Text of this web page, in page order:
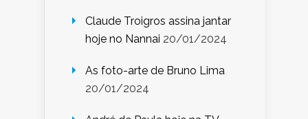
Claude Troigros assina jantar
hoje no Nannai 20/01/2024
As foto-arte de Bruno Lima
20/01/2024